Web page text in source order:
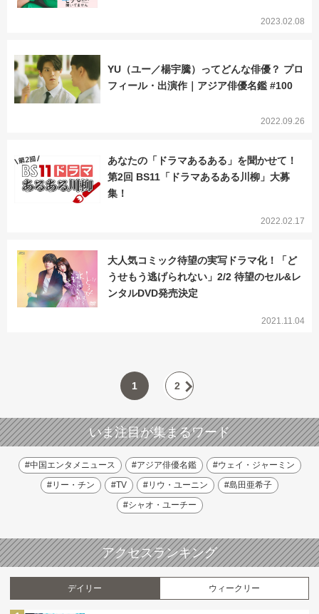
2023.02.08
YU（ユー／楊宇騰）ってどんな俳優？ プロ
フィール・出演作｜アジア俳優名鑑 #100
2022.09.26
あなたの「ドラマあるある」を聞かせて！
第2回 BS11「ドラマあるある川柳」大募
集！
2022.02.17
大人気コミック待望の実写ドラマ化！「ど
うせもう逃げられない」2/2 待望のセル&レ
ンタルDVD発売決定
2021.11.04
1 2
いま注目が集まるワード
#中国エンタメニュース #アジア俳優名鑑
#ウェイ・ジャーミン
#リー・チン
#TV #リウ・ユーニン
#島田亜希子
#シャオ・ユーチー
アクセスランキング
デイリー ウィークリー